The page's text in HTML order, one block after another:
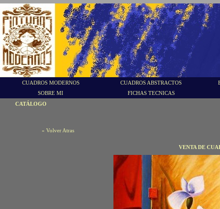
CUADROS MODERNOS CUADROS ABSTRACTOS
SOBRE MI
FICHAS TECNICAS
CATÁLOGO
« Volver Atras
VENTA DE